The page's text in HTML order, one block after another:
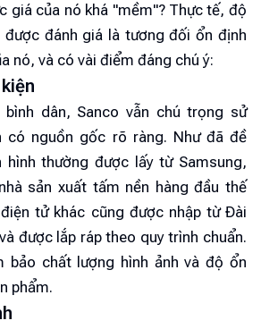
giá của nó khá "mềm"? Thực tế, độ
được đánh giá là tương đối ổn định
nó, và có vài điểm đáng chú ý:
dân, Sanco vẫn chú trọng sử
có nguồn gốc rõ ràng. Như đã đề
hình thường được lấy từ Samsung,
sản xuất tấm nền hàng đầu thế
tử khác cũng được nhập từ Đài
được lắp ráp theo quy trình chuẩn.
bảo chất lượng hình ảnh và độ ổn
phẩm.